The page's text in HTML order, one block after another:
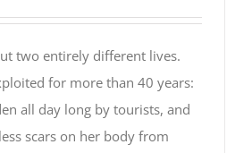
two entirely different lives.
for more than 40 years:
all day long by tourists, and
scars on her body from